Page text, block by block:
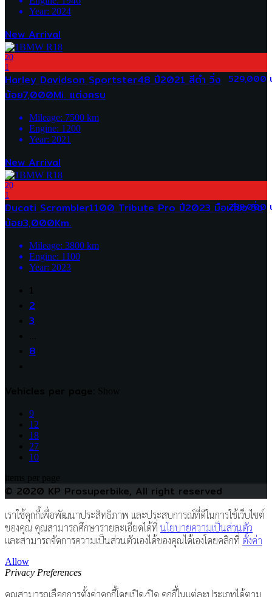
Year: 2024
New Arrival
20
1
529,000
Harley Davidson Sportster48 ปี2021 สีดำ วิ่ง
น้อย7,000Mi. แต่งครบ
Mileage: 7500 km
Engine: 1200
Year: 2021
New Arrival
20
1
289,000
Ducati Scrambler1100 Tribute Pro ปี2023 มือเดียว วิ่ง
น้อย3,000Km.
Mileage: 3800 km
Engine: 1100
Year: 2023
2
3
8
9
12
18
27
10
© 2020 KP Prosuperbike, All right reserved
เราใช้คุกกี้เพื่อพัฒนาประสิทธิภาพ และประสบการณ์ที่ดีในการใช้เว็บไซต์
ของคุณ คุณสามารถศึกษารายละเอียดได้ที่ นโยบายความเป็นส่วนตัว
และสามารถจัดการความเป็นส่วนตัวเองได้ของคุณได้เองโดยคลิกที่ ตั้งค่า
Allow
Privacy Preferences
คุณสามารถเลือกการตั้งค่าคุกกี้โดยเปิด/ปิด คุกกี้ในแต่ละประเภทได้ตาม